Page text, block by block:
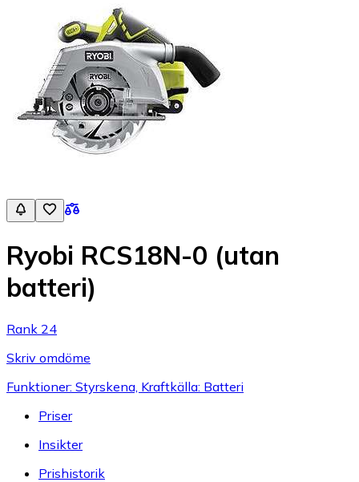
Ryobi RCS18N-0 (utan
batteri)
Rank 24
Skriv omdöme
Funktioner: Styrskena, Kraftkälla: Batteri
Priser
Insikter
Prishistorik